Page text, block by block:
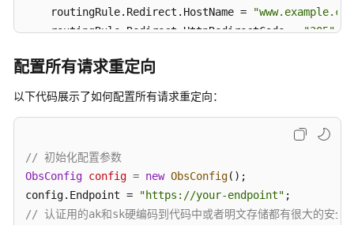
.NET
用
须
知
SDK
下
载
    routingRule.Redirect.HostName =
    routingRule.Redirect.HttpRedirectCode =
"305";
    routingRule.Redirect.ReplaceKeyPrefixWith =
    routingRule.Condition.KeyPrefixEquals =
SetBucketWebsiteResponse
    Console.WriteLine(
"Set bucket website
catch (ObsException ex)
配置所有请求重定向
以下代码展示了如何配置所有请求重定向：
// 初始化配置参数
ObsConfig config = new ObsConfig();
config.Endpoint =
"https://your-endpoint"
// 认证用的ak和sk硬编码到代码中或者明文存储都有很大的安全